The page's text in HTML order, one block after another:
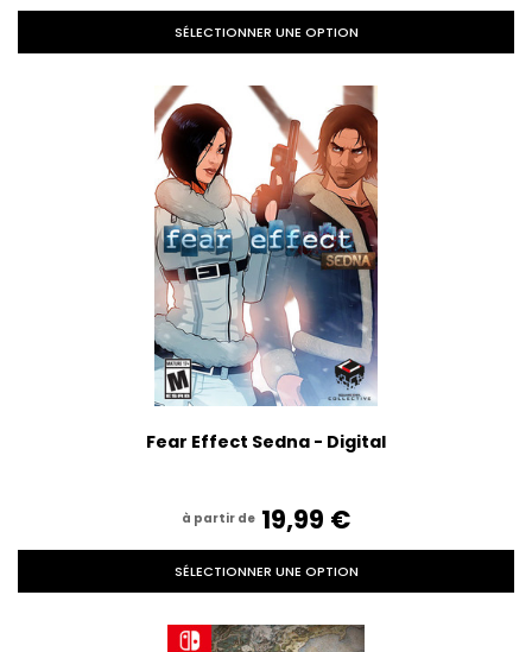
SÉLECTIONNER UNE OPTION
Fear Effect Sedna - Digital
à partir de 19,99‎ ‎€
SÉLECTIONNER UNE OPTION